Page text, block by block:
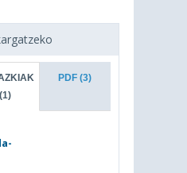
(1)
PDF (3)